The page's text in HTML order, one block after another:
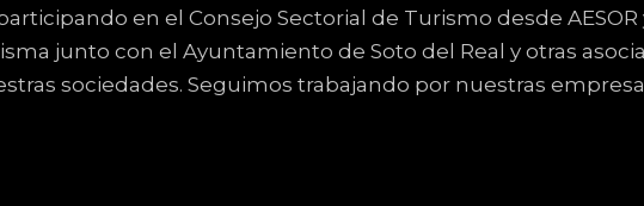
en el Consejo Sectorial de Turismo desde
junto con el Ayuntamiento de Soto del Real y otras
sociedades. Seguimos trabajando por nuestras